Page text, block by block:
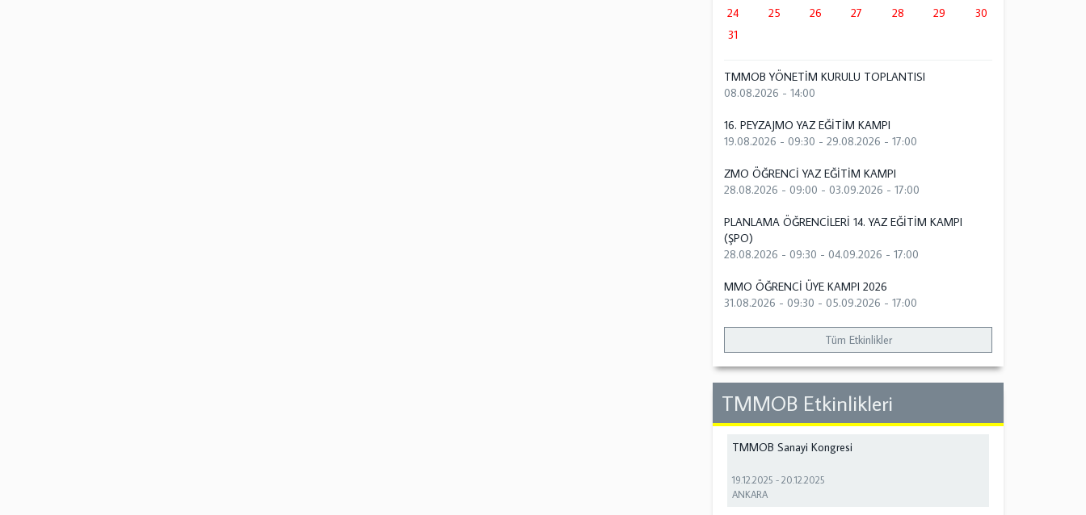
24
25 26 27 28 29
30
31
TMMOB YÖNETİM KURULU TOPLANTISI
08.08.2026 - 14:00
16. PEYZAJMO YAZ EĞİTİM KAMPI
19.08.2026 - 09:30 -29.08.2026 - 17:00
ZMO ÖĞRENCİ YAZ EĞİTİM KAMPI
28.08.2026 - 09:00 -03.09.2026 - 17:00
PLANLAMA ÖĞRENCİLERİ 14. YAZ EĞİTİM KAMPI
(ŞPO)
28.08.2026 - 09:30 -04.09.2026 - 17:00
MMO ÖĞRENCİ ÜYE KAMPI 2026
31.08.2026 - 09:30 -05.09.2026 - 17:00
Tüm Etkinlikler
TMMOB Etkinlikleri
TMMOB Sanayi Kongresi
19.12.2025 -20.12.2025
ANKARA